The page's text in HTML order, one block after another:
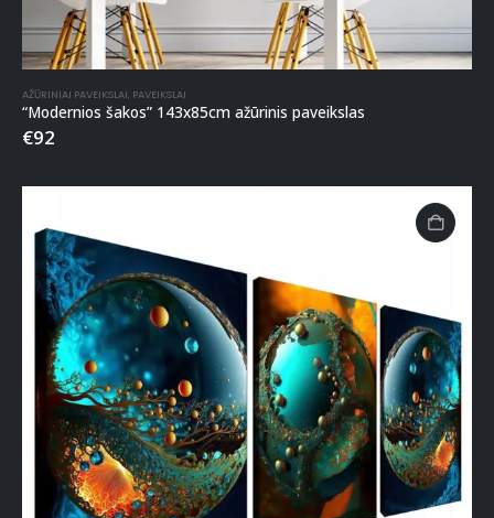
AŽŪRINIAI PAVEIKSLAI, PAVEIKSLAI
“Modernios šakos” 143x85cm ažūrinis paveikslas
€92